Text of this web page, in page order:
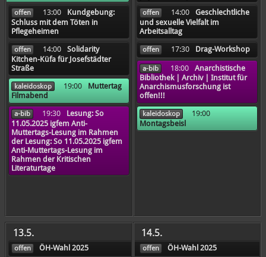
offen 13:00
Kundgebung:
Schluss mit dem Töten in
Pflegeheimen
offen 14:00
Solidarity
Kitchen-Küfa für Josefstädter
Straße
kaleidoskop 19:00
Muttertag
Filmabend
a-bib 19:30
Lesung: So
11.05.2025 igfem Anti-
Muttertags-Lesung im Rahmen
der Lesung: So 11.05.2025 igfem
Anti-Muttertags-Lesung im
Rahmen der Kritischen
Literaturtage
offen 14:00
Geschlechtliche
und sexuelle Vielfalt im
Arbeitsalltag
offen 17:30 Drag-Workshop
a-bib 18:00
Anarchistische
Bibliothek | Archiv | Institut für
Anarchismusforschung ist
offen!!!
kaleidoskop
19:00
Montagsbeisl
13.5.
offen ÖH-Wahl 2025
14.5.
offen ÖH-Wahl 2025